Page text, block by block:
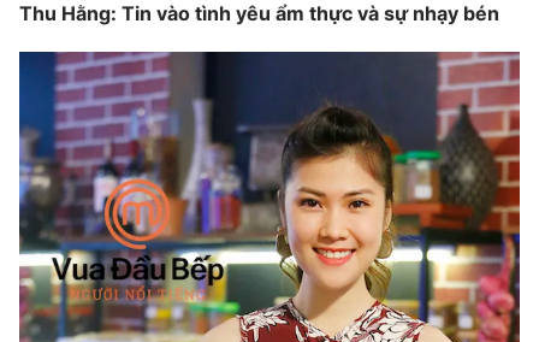
Thu Hằng: Tin vào tình yêu ẩm thực và sự nhạy bén